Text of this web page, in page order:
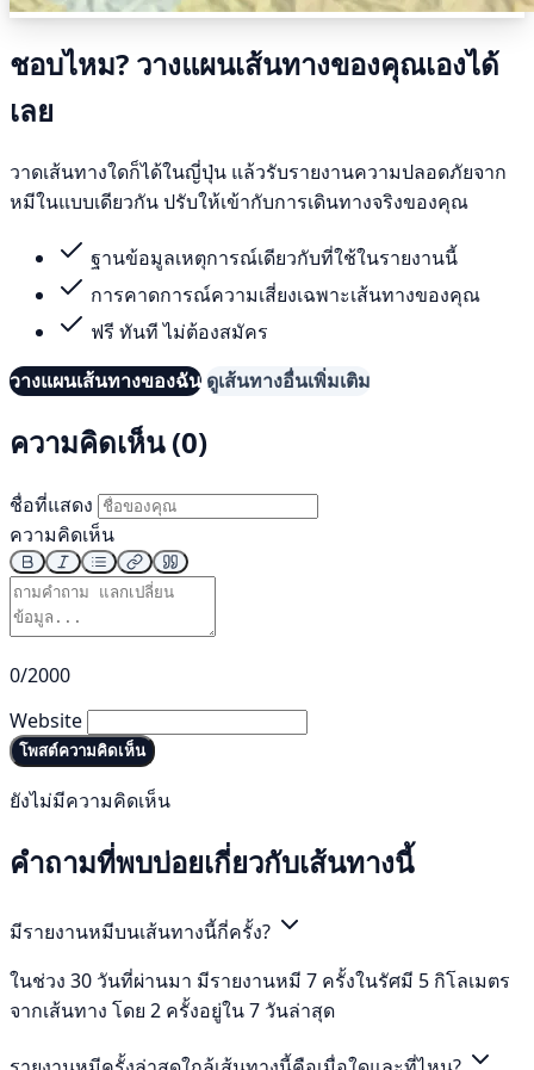
ชอบไหม? วางแผนเส้นทางของคุณเองได้
เลย
วาดเส้นทางใดก็ได้ในญี่ปุ่น แล้วรับรายงานความปลอดภัยจาก
หมีในแบบเดียวกัน ปรับให้เข้ากับการเดินทางจริงของคุณ
ฐานข้อมูลเหตุการณ์เดียวกับที่ใช้ในรายงานนี้
การคาดการณ์ความเสี่ยงเฉพาะเส้นทางของคุณ
ฟรี ทันที ไม่ต้องสมัคร
วางแผนเส้นทางของฉัน ดูเส้นทางอื่นเพิ่มเติม
ความคิดเห็น (0)
ชื่อที่แสดง
ความคิดเห็น
0/2000
Website
โพสต์ความคิดเห็น
ยังไม่มีความคิดเห็น
คำถามที่พบบ่อยเกี่ยวกับเส้นทางนี้
มีรายงานหมีบนเส้นทางนี้กี่ครั้ง?
ในช่วง 30 วันที่ผ่านมา มีรายงานหมี 7 ครั้งในรัศมี 5 กิโลเมตร
จากเส้นทาง โดย 2 ครั้งอยู่ใน 7 วันล่าสุด